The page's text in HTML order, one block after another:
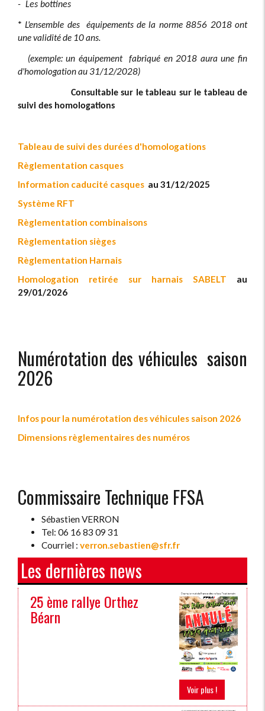
- Les bottines
* L'ensemble des équipements de la norme 8856 2018 ont
une validité de 10 ans.
(exemple: un équipement fabriqué en 2018 aura une fin
d'homologation au 31/12/2028)
Consultable sur le tableau sur le tableau de
suivi des homologations
Tableau de suivi des durées d'homologations
Règlementation casques
Information caducité casques au 31/12/2025
Système RFT
Règlementation combinaisons
Règlementation sièges
Règlementation Harnais
Homologation retirée sur harnais SABELT
au
29/01/2026
Numérotation des véhicules saison
2026
Infos pour la numérotation des véhicules saison 2026
Dimensions règlementaires des numéros
Commissaire Technique FFSA
Sébastien VERRON
Tel: 06 16 83 09 31
Courriel : verron.sebastien@sfr.fr
Les dernières news
25 ème rallye Orthez
Béarn
Voir plus !